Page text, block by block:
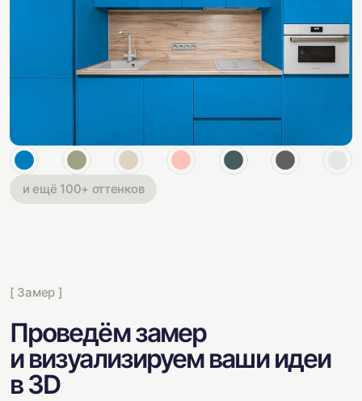
и ещё 100+ оттенков
[ Замер ]
Проведём замер
и визуализируем ваши идеи
в 3D